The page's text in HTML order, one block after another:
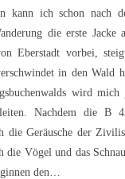
kann ich schon nach
die erste Jacke
Eberstadt vorbei,
in den Wald
wird mich
Nachdem die B
die Geräusche der
die Vögel und das
den…